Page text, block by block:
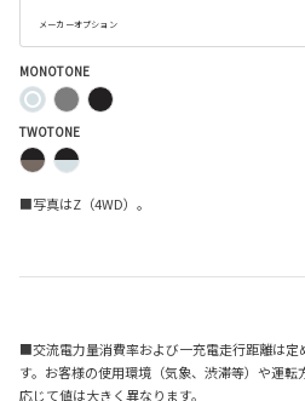
メーカーオプション
MONOTONE
TWOTONE
■写真はZ（4WD）。
■交流電力量消費率および一充電走行距離は定
す。お客様の使用環境（気象、渋滞等）や運
応じて値は大きく異なります。